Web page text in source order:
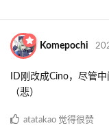
Komepochi
ID刚改成Cino，尽管
（悲）
atatakao 觉得很赞